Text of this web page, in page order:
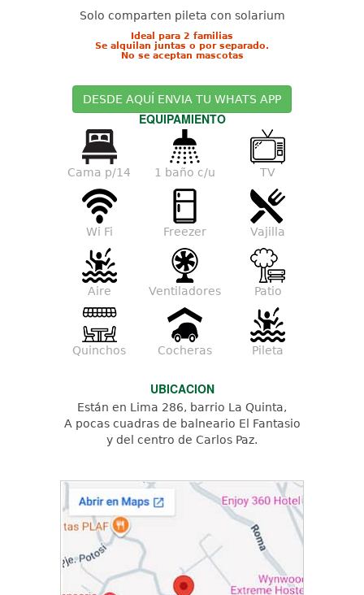
Solo comparten pileta con solarium
Ideal para 2 familias
Se alquilan juntas o por separado.
No se aceptan mascotas
DESDE AQUÍ ENVIA TU WHATS APP
EQUIPAMIENTO
Cama p/14 1 baño c/u TV
Wi Fi Freezer Vajilla
Aire Ventiladores Patio
Quinchos Cocheras Pileta
UBICACION
Están en Lima 286, barrio La Quinta,
A pocas cuadras de balneario El Fantasio
y del centro de Carlos Paz.